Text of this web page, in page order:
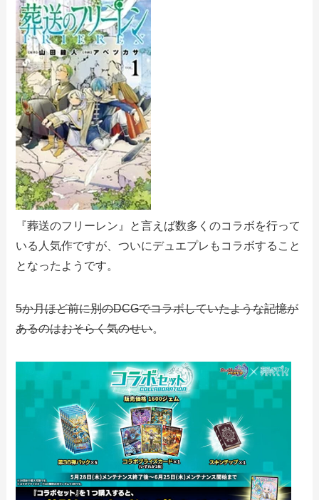
『葬送のフリーレン』と言えば数多くのコラボを行って
いる人気作ですが、ついにデュエプレもコラボすること
となったようです。
5か月ほど前に別のDCGでコラボしていたような記憶が
あるのはおそらく気のせい。